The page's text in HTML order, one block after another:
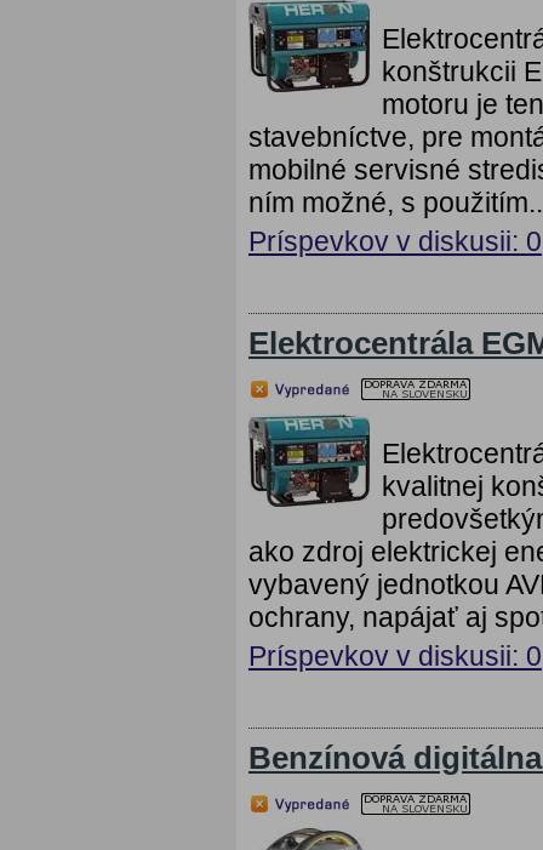
konštrukcii
motoru je
stavebníctve, pre
mobilné servisné
ním možné, s
Príspevkov v diskusii: 0
Elektrocentrála
kvalitnej
ako zdroj elektrickej
vybavený jednotkou
ochrany, napájať aj
Príspevkov v diskusii: 0
Benzínová